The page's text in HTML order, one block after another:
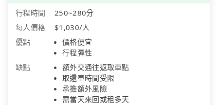
行程時間
250~280分
每人價格
$1,030/人
優點
價格便宜
行程彈性
缺點
額外交通往返取車點
取還車時間受限
承擔額外風險
需當天來回或租多天